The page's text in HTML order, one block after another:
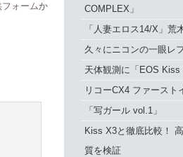
ォームか
COMPLEX」
「人妻エロス14/X」荒
久々にニコンの一眼レ
天体観測に「EOS Kiss
リコーCX4 ファースト
「写ガール vol.1」
Kiss X3と徹底比較！
質を検証